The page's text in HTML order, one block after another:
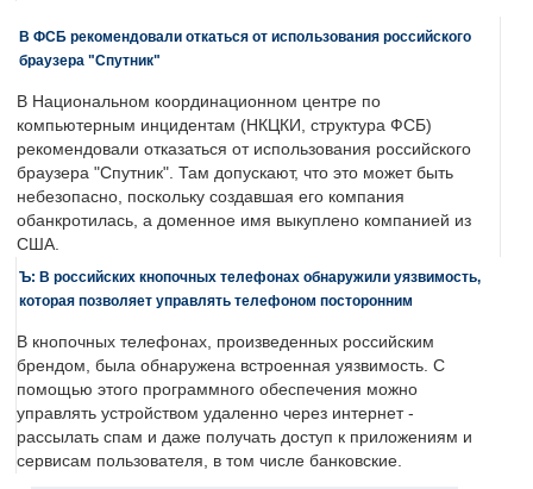
В ФСБ рекомендовали откаться от использования российского
браузера "Спутник"
В Национальном координационном центре по
компьютерным инцидентам (НКЦКИ, структура ФСБ)
рекомендовали отказаться от использования российского
браузера "Спутник". Там допускают, что это может быть
небезопасно, поскольку создавшая его компания
обанкротилась, а доменное имя выкуплено компанией из
США.
Ъ: В российских кнопочных телефонах обнаружили уязвимость,
которая позволяет управлять телефоном посторонним
В кнопочных телефонах, произведенных российским
брендом, была обнаружена встроенная уязвимость. С
помощью этого программного обеспечения можно
управлять устройством удаленно через интернет -
рассылать спам и даже получать доступ к приложениям и
сервисам пользователя, в том числе банковские.